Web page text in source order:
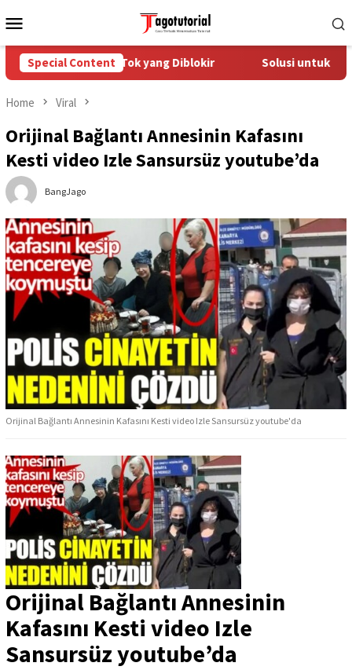
to
Menu
Special Content
Akun TikTok yang Diblokir Solusi untuk Akun
Home Viral
Orijinal Bağlantı Annesinin Kafasını
Kesti video Izle Sansursüz youtube’da
BangJago
Orijinal Bağlantı Annesinin Kafasını Kesti video Izle Sansursüz youtube'da
Orijinal Bağlantı Annesinin
Kafasını Kesti video Izle
Sansursüz youtube’da